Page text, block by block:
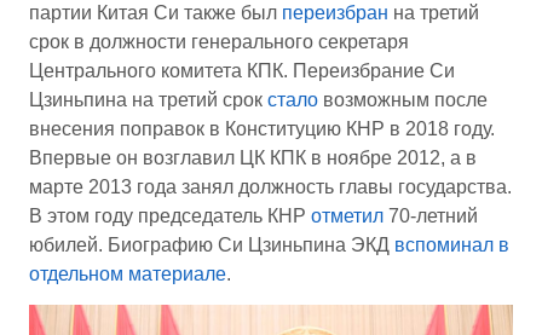
партии Китая Си также был переизбран на третий
срок в должности генерального секретаря
Центрального комитета КПК. Переизбрание Си
Цзиньпина на третий срок стало возможным после
внесения поправок в Конституцию КНР в 2018 году.
Впервые он возглавил ЦК КПК в ноябре 2012, а в
марте 2013 года занял должность главы государства.
В этом году председатель КНР отметил 70-летний
юбилей. Биографию Си Цзиньпина ЭКД вспоминал в
отдельном материале.